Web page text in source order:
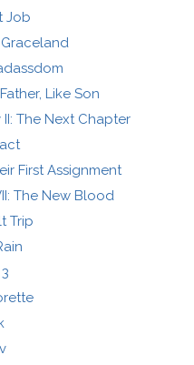
Job
Like Son
The Next Chapter
First Assignment
The New Blood
Trip